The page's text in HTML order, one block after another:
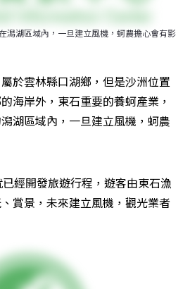
潟湖區域內，一旦建立風機，蚵農擔心會有影
於雲林縣口湖鄉，但是沙洲位置
海岸外，東石重要的養蚵產業，
湖區域內，一旦建立風機，蚵農
經開發旅遊行程，遊客由東石漁
賞景，未來建立風機，觀光業者